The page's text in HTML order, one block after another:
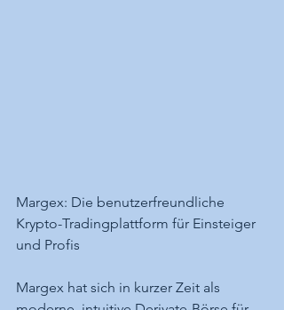
Margex: Die benutzerfreundliche
Krypto-Tradingplattform für Einsteiger
und Profis
Margex hat sich in kurzer Zeit als